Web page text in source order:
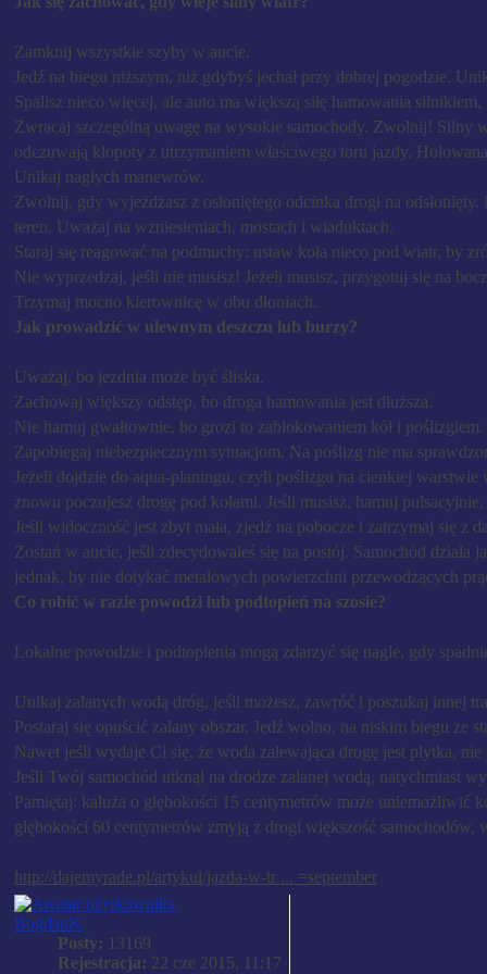
Zamknij wszystkie szyby w aucie.
Jedź na biegu niższym, niż gdybyś jechał przy dobrej pogodzie.
Spalisz nieco więcej, ale auto ma większą siłę hamowania
Zwracaj szczególną uwagę na wysokie samochody. Zwolnij! Silny
odczuwają kłopoty z utrzymaniem właściwego toru jazdy.
Unikaj nagłych manewrów.
Zwolnij, gdy wyjeżdżasz z osłoniętego odcinka drogi na
teren. Uważaj na wzniesieniach, mostach i wiaduktach.
Staraj się reagować na podmuchy: ustaw koła nieco pod wiatr, by
Nie wyprzedzaj, jeśli nie musisz! Jeżeli musisz, przygotuj się na
Trzymaj mocno kierownicę w obu dłoniach.
​Jak prowadzić w ulewnym deszczu lub burzy?
Uważaj, bo jezdnia może być śliska.
Zachowaj większy odstęp, bo droga hamowania jest dłuższa.
Nie hamuj gwałtownie, bo grozi to zablokowaniem kół i
Zapobiegaj niebezpiecznym sytuacjom. Na poślizg nie ma
Jeżeli dojdzie do aqua-planingu, czyli poślizgu na cienkiej
znowu poczujesz drogę pod kołami. Jeśli musisz, hamuj
Jeśli widoczność jest zbyt mała, zjedź na pobocze i zatrzymaj się z
Zostań w aucie, jeśli zdecydowałeś się na postój. Samochód
jednak, by nie dotykać metalowych powierzchni przewodzących
Co robić w razie powodzi lub podtopień na szosie?
Lokalne powodzie i podtopienia mogą zdarzyć się nagle, gdy
Unikaj zalanych wodą dróg, jeśli możesz, zawróć i poszukaj innej
Postaraj się opuścić zalany obszar. Jedź wolno, na niskim biegu ze
Nawet jeśli wydaje Ci się, że woda zalewająca drogę jest płytka,
Jeśli Twój samochód utknął na drodze zalanej wodą, natychmiast
Pamiętaj: kałuża o głębokości 15 centymetrów może
głębokości 60 centymetrów zmyją z drogi większość samochodów,
http://dajemyrade.pl/artykul/jazda-w-tr ... =september
BogdanK
Posty: 13169
Rejestracja: 22 cze 2015, 11:17